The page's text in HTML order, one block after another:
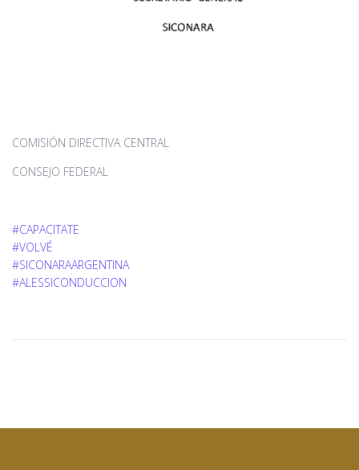
COMISIÓN DIRECTIVA CENTRAL
CONSEJO FEDERAL
#CAPACITATE
#VOLVÉ
#SICONARAARGENTINA
#ALESSICONDUCCION